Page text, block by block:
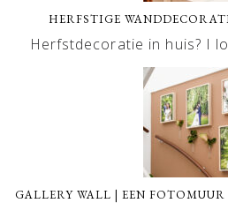
HERFSTIGE
Herfstdecoratie in huis? I
GALLERY WALL | EEN